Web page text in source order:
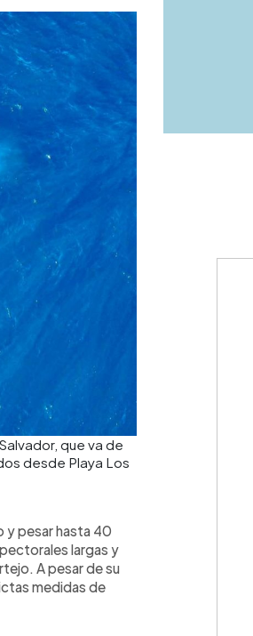
que va de
desde Playa Los
y pesar hasta 40
largas y
A pesar de su
medidas de